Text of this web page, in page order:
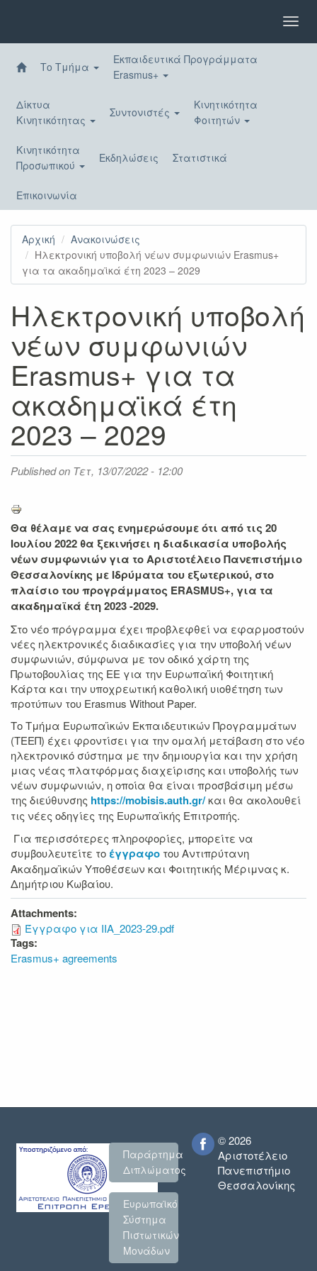
περιεχόμενο
Το Τμήμα
Εκπαιδευτικά Προγράμματα
Erasmus+
Δίκτυα
Κινητικότητας
Συντονιστές
Κινητικότητα
Φοιτητών
Κινητικότητα
Προσωπικού
Εκδηλώσεις Στατιστικά
Επικοινωνία
Αρχική
Ανακοινώσεις
Ηλεκτρονική υποβολή νέων συμφωνιών Erasmus+
για τα ακαδημαϊκά έτη 2023 – 2029
Ηλεκτρονική υποβολή
νέων συμφωνιών
Erasmus+ για τα
ακαδημαϊκά έτη
2023 – 2029
Published on Τετ, 13/07/2022 - 12:00
Θα θέλαμε να σας ενημερώσουμε ότι από τις 20
Ιουλίου 2022 θα ξεκινήσει η διαδικασία υποβολής
νέων συμφωνιών για το Αριστοτέλειο Πανεπιστήμιο
Θεσσαλονίκης με Ιδρύματα του εξωτερικού, στο
πλαίσιο του προγράμματος ERASMUS+, για τα
ακαδημαϊκά έτη 2023 -2029.
Στο νέο πρόγραμμα έχει προβλεφθεί να εφαρμοστούν
νέες ηλεκτρονικές διαδικασίες για την υποβολή νέων
συμφωνιών, σύμφωνα με τον οδικό χάρτη της
Πρωτοβουλίας της ΕΕ για την Ευρωπαϊκή Φοιτητική
Κάρτα και την υποχρεωτική καθολική υιοθέτηση των
προτύπων του Erasmus Without Paper.
Το Τμήμα Ευρωπαϊκών Εκπαιδευτικών Προγραμμάτων
(ΤΕΕΠ) έχει φροντίσει για την ομαλή μετάβαση στο νέο
ηλεκτρονικό σύστημα με την δημιουργία και την χρήση
μιας νέας πλατφόρμας διαχείρισης και υποβολής των
νέων συμφωνιών, η οποία θα είναι προσβάσιμη μέσω
της διεύθυνσης https://mobisis.auth.gr/και θα ακολουθεί
τις νέες οδηγίες της Ευρωπαϊκής Επιτροπής.
Για περισσότερες πληροφορίες, μπορείτε να
συμβουλευτείτε το έγγραφο του Αντιπρύτανη
Ακαδημαϊκών Υποθέσεων και Φοιτητικής Μέριμνας κ.
Δημήτριου Κωβαίου.
Attachments:
Έγγραφο για ΙΙΑ_2023-29.pdf
Tags:
Erasmus+ agreements
Παράρτημα
Διπλώματος
Ευρωπαϊκό
Σύστημα
Πιστωτικών
Μονάδων
© 2026
Αριστοτέλειο
Πανεπιστήμιο
Θεσσαλονίκης